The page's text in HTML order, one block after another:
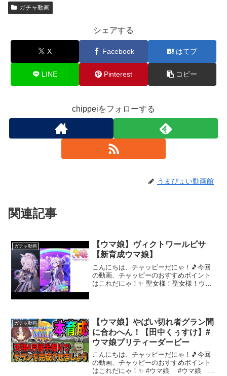
ガチャ動画
シェアする
X Facebook はてブ
LINE Pinterest コピー
chippeiをフォローする
うまぴょい動画館
関連記事
ガチャ動画
【ウマ娘】ヴィクトワールピサ
【新育成ウマ娘】
こんにちは、チャッピーだにゃ！🎵今回
の動画、チャッピーのおすすめポイント
はこれだにゃ！✨ 聖女様！聖女様！ウマ
ガチャ動画
【ウマ娘】やばい切れ者グラン間
に合わへん！【田中くぅすけ】#
ウマ娘プリティーダービー
こんにちは、チャッピーだにゃ！🎵今回
の動画、チャッピーのおすすめポイント
はこれだにゃ！✨ #ウマ娘 #ウマ娘